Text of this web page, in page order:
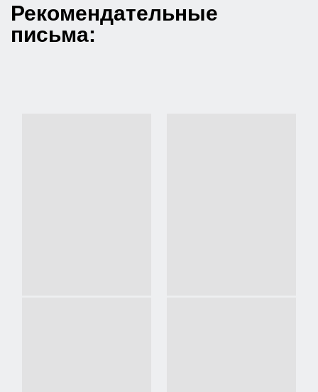
Рекомендательные
письма: